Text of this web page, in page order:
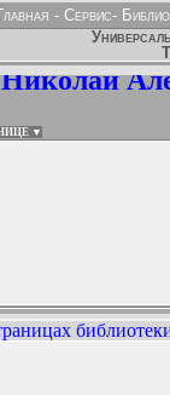
- Сервис-
Николай
▼